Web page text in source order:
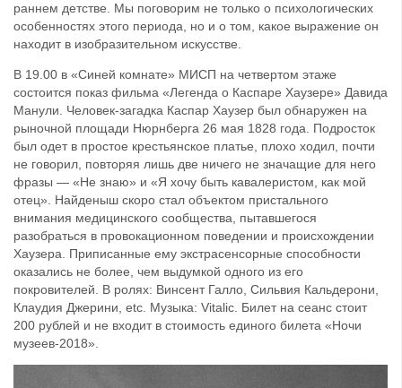
раннем детстве. Мы поговорим не только о психологических
особенностях этого периода, но и о том, какое выражение он
находит в изобразительном искусстве.
В 19.00 в «Синей комнате» МИСП на четвертом этаже
состоится показ фильма «Легенда о Каспаре Хаузере» Давида
Манули. Человек-загадка Каспар Хаузер был обнаружен на
рыночной площади Нюрнберга 26 мая 1828 года. Подросток
был одет в простое крестьянское платье, плохо ходил, почти
не говорил, повторяя лишь две ничего не значащие для него
фразы — «Не знаю» и «Я хочу быть кавалеристом, как мой
отец». Найденыш скоро стал объектом пристального
внимания медицинского сообщества, пытавшегося
разобраться в провокационном поведении и происхождении
Хаузера. Приписанные ему экстрасенсорные способности
оказались не более, чем выдумкой одного из его
покровителей. В ролях: Винсент Галло, Сильвия Кальдерони,
Клаудия Джерини, etc. Музыка: Vitalic. Билет на сеанс стоит
200 рублей и не входит в стоимость единого билета «Ночи
музеев-2018».